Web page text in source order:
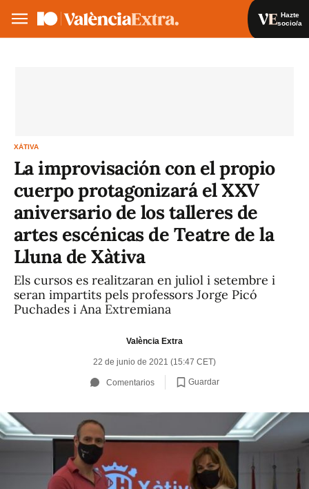
Hazte
socio/a
XÀTIVA
La improvisación con el propio
cuerpo protagonizará el XXV
aniversario de los talleres de
artes escénicas de Teatre de la
Lluna de Xàtiva
Els cursos es realitzaran en juliol i setembre i
seran impartits pels professors Jorge Picó
Puchades i Ana Extremiana
València Extra
22 de junio de 2021 (15:47 CET)
Comentarios Guardar